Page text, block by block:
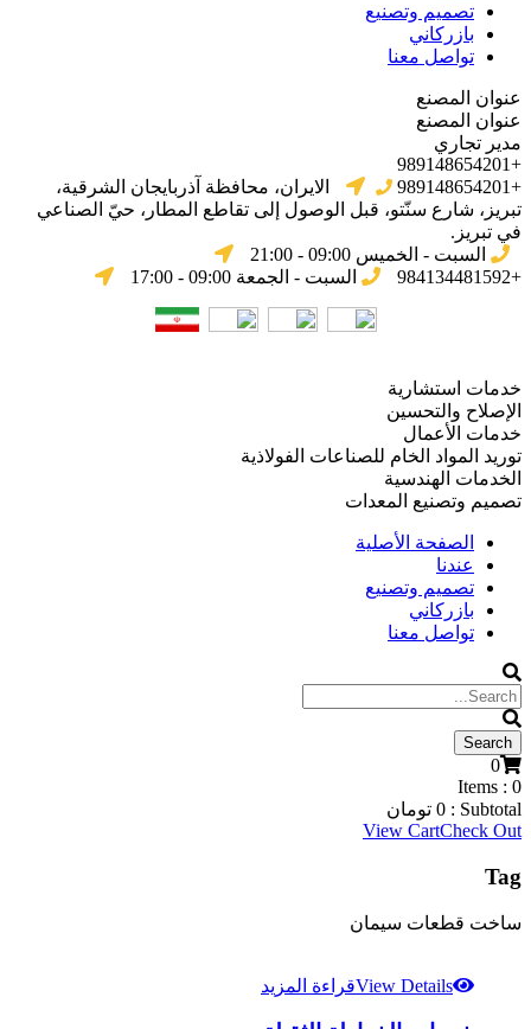
تصميم وتصنيع
بازركاني
تواصل معنا
عنوان المصنع
عنوان المصنع
مدير تجاري
+989148654201
+989148654201
الایران، محافظة آذربایجان الشرقیة،
تبریز، شارع سنّتو، قبل الوصول إلى تقاطع المطار، حيّ الصناعي
في تبریز.
السبت - الخميس 09:00 - 21:00
+984134481592
السبت - الجمعة 09:00 - 17:00
خدمات استشارية
الإصلاح والتحسين
خدمات الأعمال
توريد المواد الخام للصناعات الفولاذية
الخدمات الهندسية
تصميم وتصنيع المعدات
الصفحة الأصلية
عندنا
تصميم وتصنيع
بازركاني
تواصل معنا
0
Items : 0
Subtotal :
0 تومان
View CartCheck Out
Tag
ساخت قطعات سیمان
View Detailsقراءة المزيد